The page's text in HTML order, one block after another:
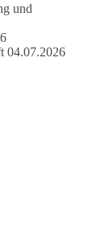
und
04.07.2026